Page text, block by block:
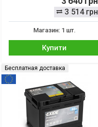
3 514 грн
Магазин: 1 шт.
Купити
Бесплатная доставка